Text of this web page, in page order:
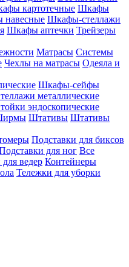
картотечные Шкафы
Шкафы-стеллажи
Шкафы аптечки Трейзеры
Матрасы Системы
Чехлы на матрасы Одеяла и
Шкафы-сейфы
металлические
эндоскопические
Штативы Штативы
Подставки для биксов
для ног Все
ведер Контейнеры
Тележки для уборки